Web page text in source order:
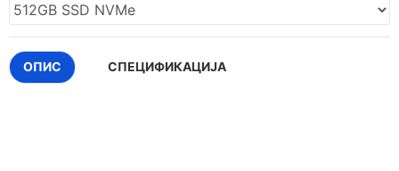
ОПИС СПЕЦИФИКАЦИЈА